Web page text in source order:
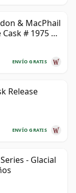
& MacPhail
# 1975 45
ENVÍO GRATIS
Release
ENVÍO GRATIS
- Glacial